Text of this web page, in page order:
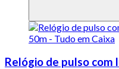
Relógio de pulso com